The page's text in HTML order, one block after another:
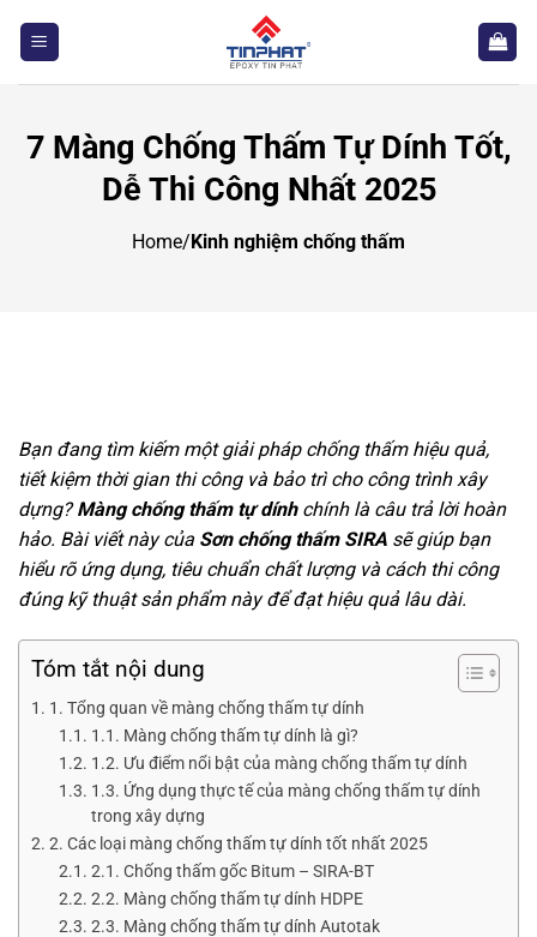
7 Màng Chống Thấm Tự Dính Tốt,
Dễ Thi Công Nhất 2025
Home/ Kinh nghiệm chống thấm
Bạn đang tìm kiếm một giải pháp chống thấm hiệu quả,
tiết kiệm thời gian thi công và bảo trì cho công trình xây
dựng?Màng chống thấm tự dínhchính là câu trả lời hoàn
hảo. Bài viết này của Sơn chống thấm SIRA sẽ giúp bạn
hiểu rõ ứng dụng, tiêu chuẩn chất lượng và cách thi công
đúng kỹ thuật sản phẩm này để đạt hiệu quả lâu dài.
Tóm tắt nội dung
1. Tổng quan về màng chống thấm tự dính
1.1. Màng chống thấm tự dính là gì?
1.2. Ưu điểm nổi bật của màng chống thấm tự dính
1.3. Ứng dụng thực tế của màng chống thấm tự dính
trong xây dựng
2. Các loại màng chống thấm tự dính tốt nhất 2025
2.1. Chống thấm gốc Bitum – SIRA-BT
2.2. Màng chống thấm tự dính HDPE
2.3. Màng chống thấm tự dính Autotak